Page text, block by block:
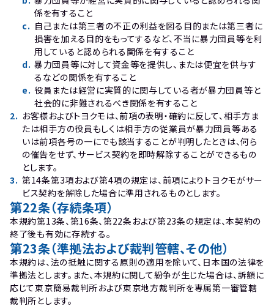
係を有すること
c. 自己または第三者の不正の利益を図る目的または第三者に
損害を加える目的をもってするなど、不当に暴力団員等を利
用していると認められる関係を有すること
d. 暴力団員等に対して資金等を提供し、または便宜を供与す
るなどの関係を有すること
e. 役員または経営に実質的に関与している者が暴力団員等と
社会的に非難されるべき関係を有すること
2. お客様およびトヨクモは、前項の表明・確約に反して、相手方ま
たは相手方の役員もしくは相手方の従業員が暴力団員等ある
いは前項各号の一にでも該当することが判明したときは、何ら
の催告をせず、サービス契約を即時解除することができるもの
とします。
3. 第14条第3項および第4項の規定は、前項によりトヨクモがサー
ビス契約を解除した場合に準用されるものとします。
第22条（存続条項）
本規約第13条、第16条、第22条および第23条の規定は、本契約の
終了後も有効に存続する。
第23条（準拠法および裁判管轄、その他）
本規約は、法の抵触に関する原則の適用を除いて、日本国の法律を
準拠法とします。また、本規約に関して紛争が生じた場合は、訴額に
応じて東京簡易裁判所および東京地方裁判所を専属第一審管轄
裁判所とします。